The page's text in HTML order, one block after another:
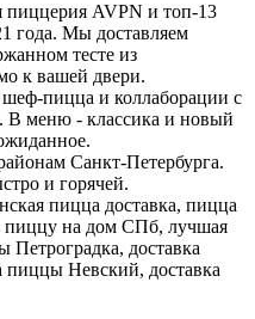
пиццерия AVPN и топ-13
года. Мы доставляем
тесте из
к вашей двери.
пицца и коллаборации с
В меню - классика и новый
Санкт-Петербурга.
и горячей.
пицца доставка, пицца
пиццу на дом СПб, лучшая
Петроградка, доставка
Невский, доставка